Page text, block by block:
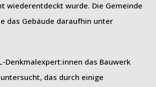
wiederentdeckt wurde. Die Gemeinde
das Gebäude daraufhin unter
Denkmalexpert:innen das Bauwerk
das durch einige